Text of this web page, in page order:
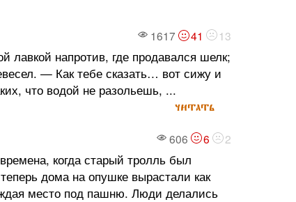
1617 41 13
напротив, где продавался шелк;
— Как тебе сказать… вот сижу и
что водой не разольешь, ...
читать
606 6 2
когда старый тролль был
дома на опушке вырастали как
место под пашню. Люди делались